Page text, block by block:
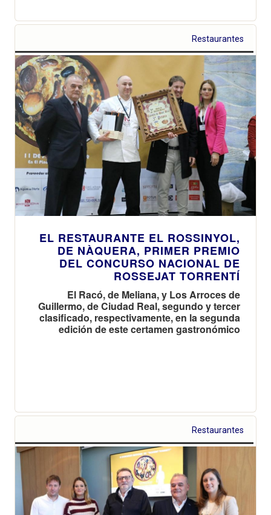
Restaurantes
EL RESTAURANTE EL ROSSINYOL,
DE NÀQUERA, PRIMER PREMIO
DEL CONCURSO NACIONAL DE
ROSSEJAT TORRENTÍ
El Racó, de Meliana, y Los Arroces de
Guillermo, de Ciudad Real, segundo y tercer
clasificado, respectivamente, en la segunda
edición de este certamen gastronómico
Restaurantes